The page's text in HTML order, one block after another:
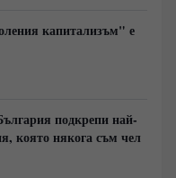
капитализъм" е
подкрепи най-
която някога съм чел